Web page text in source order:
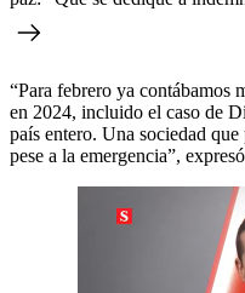
“Para febrero ya contábamos
en 2024, incluido el caso de
país entero. Una sociedad
pese a la emergencia”,